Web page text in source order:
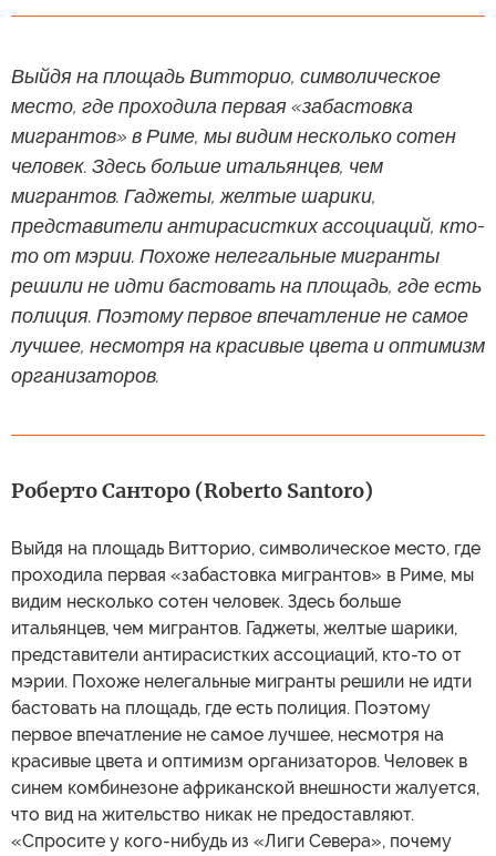
Выйдя на площадь Витторио, символическое
место, где проходила первая «забастовка
мигрантов» в Риме, мы видим несколько сотен
человек. Здесь больше итальянцев, чем
мигрантов. Гаджеты, желтые шарики,
представители антирасистких ассоциаций, кто-
то от мэрии. Похоже нелегальные мигранты
решили не идти бастовать на площадь, где есть
полиция. Поэтому первое впечатление не самое
лучшее, несмотря на красивые цвета и оптимизм
организаторов.
Роберто Санторо (Roberto Santoro)
Выйдя на площадь Витторио, символическое место, где
проходила первая «забастовка мигрантов» в Риме, мы
видим несколько сотен человек. Здесь больше
итальянцев, чем мигрантов. Гаджеты, желтые шарики,
представители антирасистких ассоциаций, кто-то от
мэрии. Похоже нелегальные мигранты решили не идти
бастовать на площадь, где есть полиция. Поэтому
первое впечатление не самое лучшее, несмотря на
красивые цвета и оптимизм организаторов. Человек в
синем комбинезоне африканской внешности жалуется,
что вид на жительство никак не предоставляют.
«Спросите у кого-нибудь из «Лиги Севера», почему